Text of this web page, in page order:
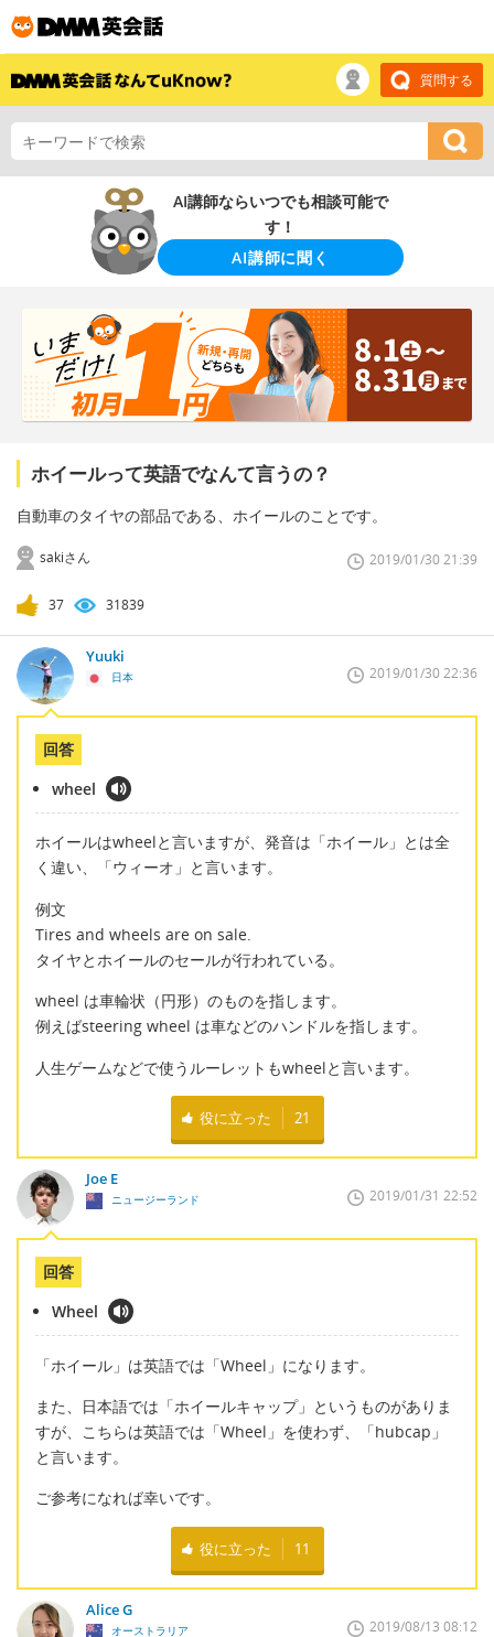
質問する
AI講師ならいつでも相談可能で
す！
AI講師に聞く
ホイールって英語でなんて言うの？
自動車のタイヤの部品である、ホイールのことです。
sakiさん 2019/01/30 21:39
37 31839
Yuuki
日本 2019/01/30 22:36
回答
wheel
ホイールはwheelと言いますが、発音は「ホイール」とは全
く違い、「ウィーオ」と言います。
例文
Tires and wheels are on sale.
タイヤとホイールのセールが行われている。
wheel は車輪状（円形）のものを指します。
例えばsteering wheel は車などのハンドルを指します。
人生ゲームなどで使うルーレットもwheelと言います。
役に立った 21
Joe E
ニュージーランド 2019/01/31 22:52
回答
Wheel
「ホイール」は英語では「Wheel」になります。
また、日本語では「ホイールキャップ」というものがありま
すが、こちらは英語では「Wheel」を使わず、「hubcap」
と言います。
ご参考になれば幸いです。
役に立った 11
Alice G
オーストラリア 2019/08/13 08:12